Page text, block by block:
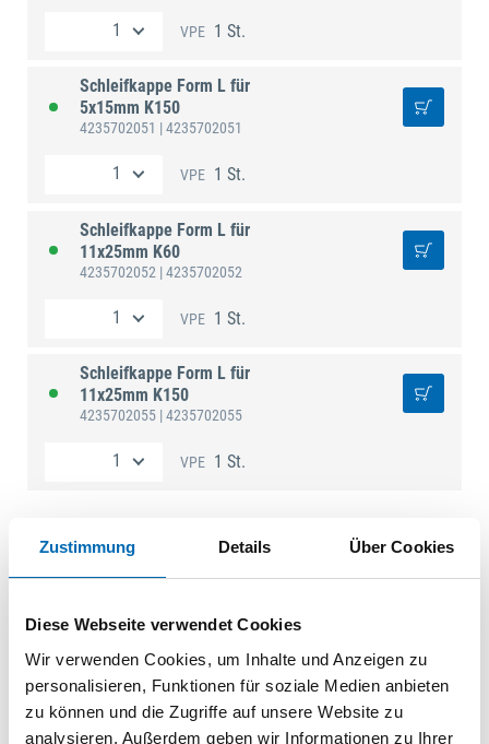
Zustimmung Details Über Cookies
Diese Webseite verwendet Cookies
Wir verwenden Cookies, um Inhalte und Anzeigen zu
personalisieren, Funktionen für soziale Medien anbieten
zu können und die Zugriffe auf unsere Website zu
analysieren. Außerdem geben wir Informationen zu Ihrer
VPE 1 St.
Schleifkappe Form L für
5x15mm K150
4235702051 | 4235702051
VPE 1 St.
Schleifkappe Form L für
11x25mm K60
4235702052 | 4235702052
VPE 1 St.
Schleifkappe Form L für
11x25mm K150
4235702055 | 4235702055
VPE 1 St.
Technische Daten
Produktart Schleifkappe